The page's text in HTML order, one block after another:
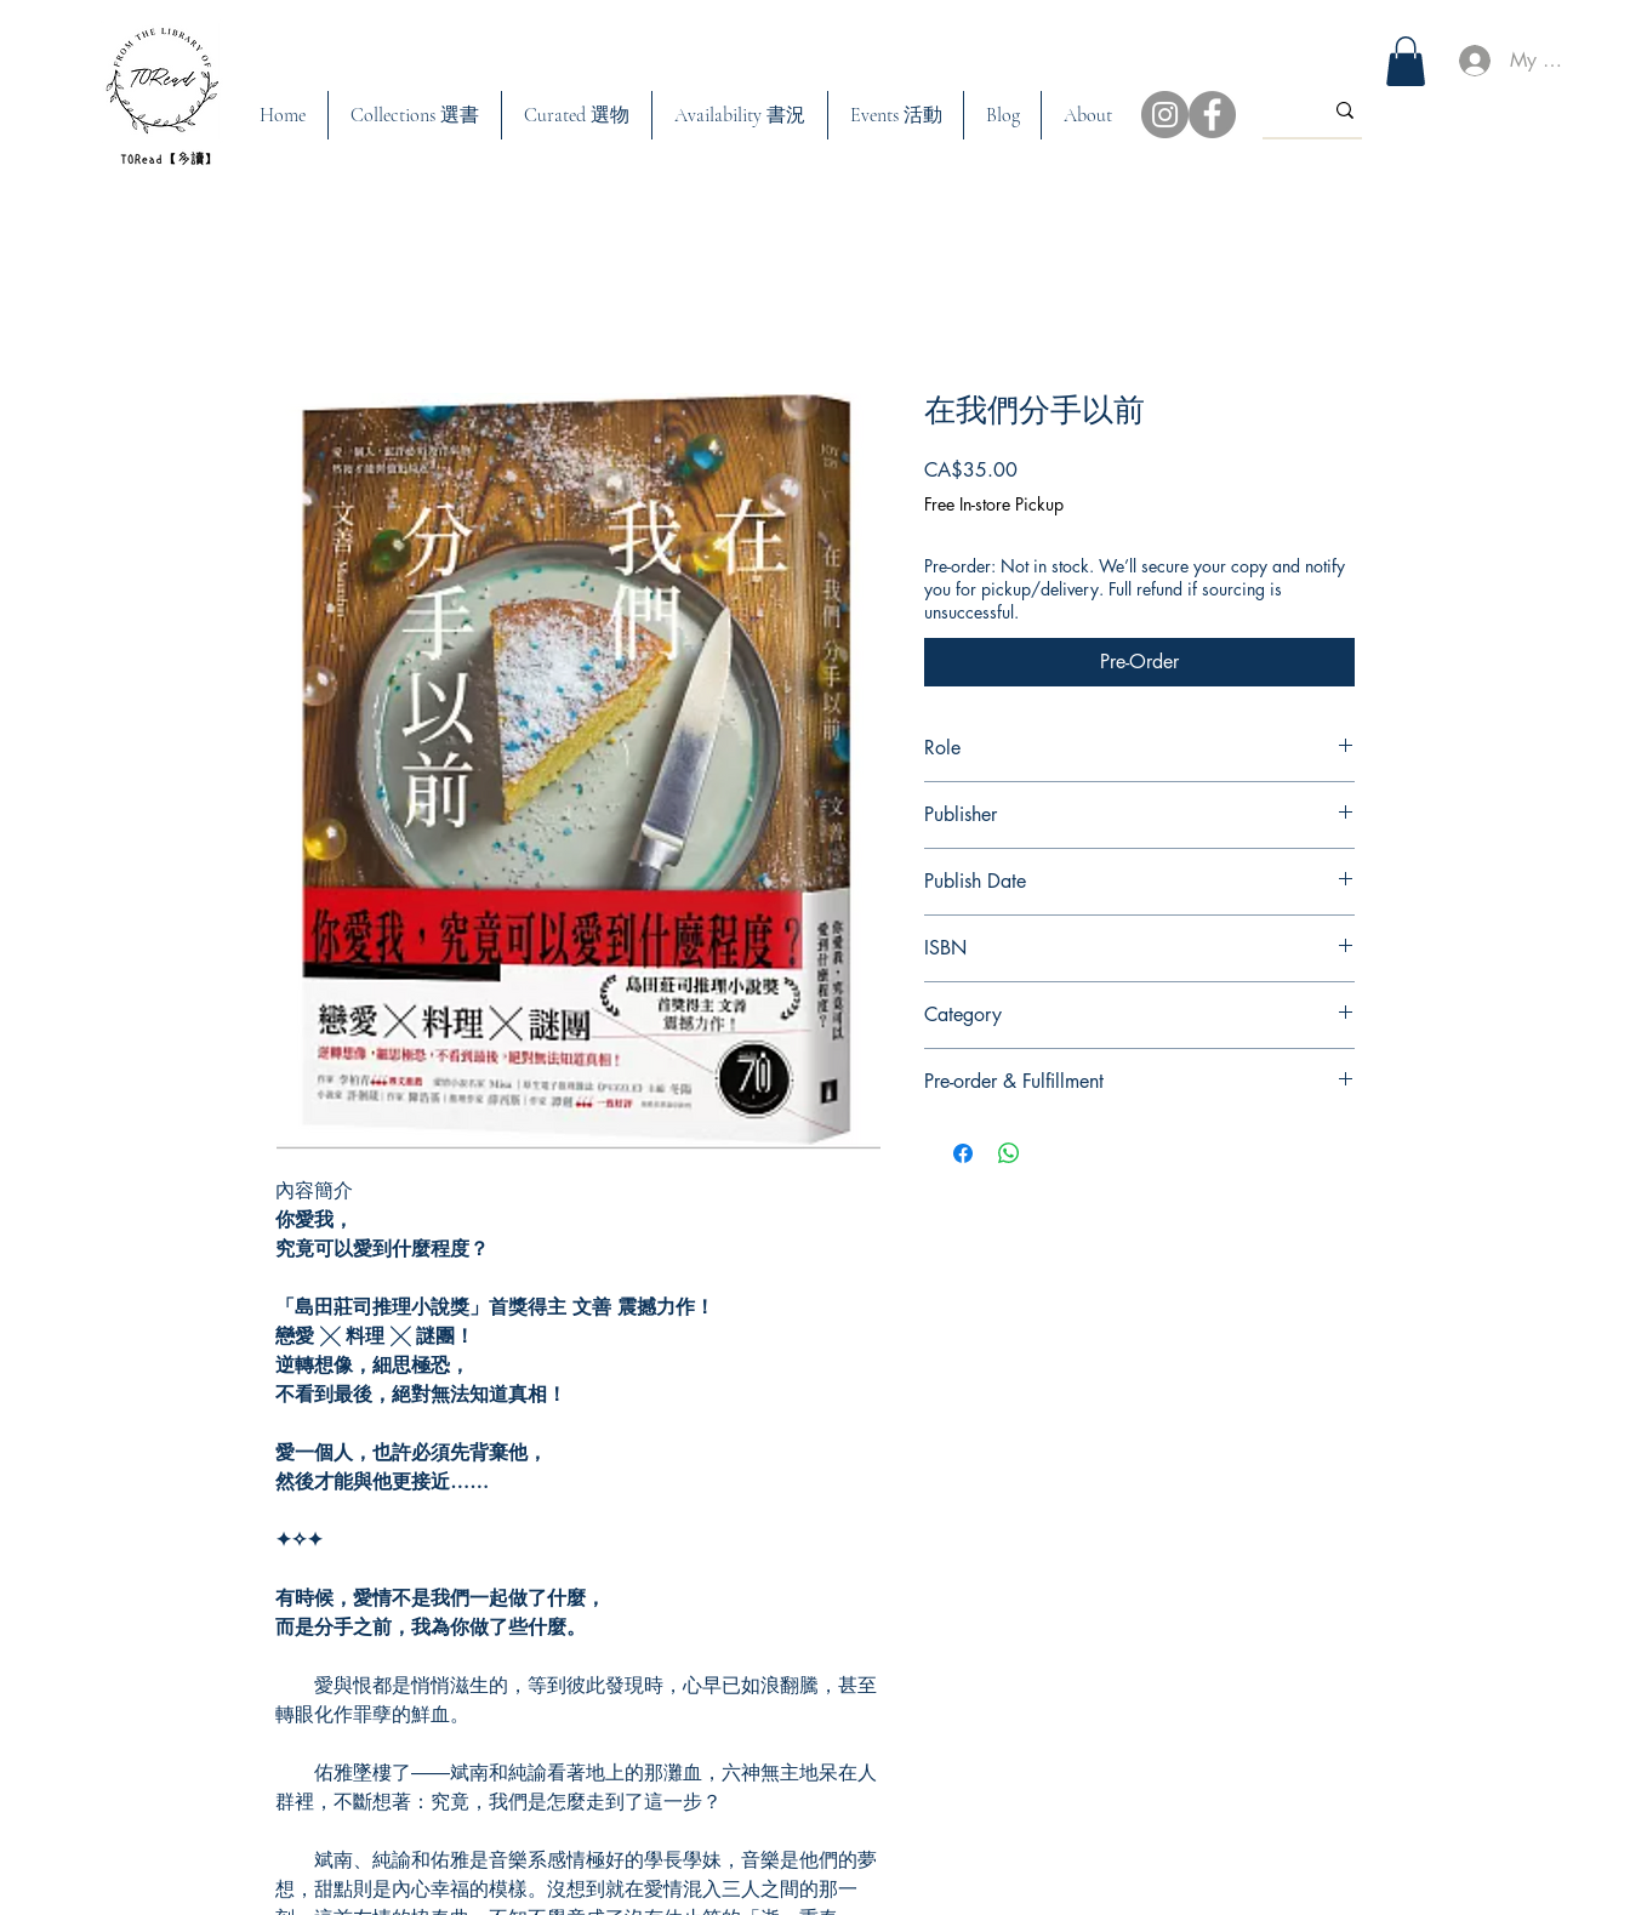
Home Collections 選書 Curated 選物 Availability 書況 Events 活動 Blog About
My Account
內容簡介
你愛我，
究竟可以愛到什麼程度？
「島田莊司推理小說獎」首獎得主 文善 震撼力作！
戀愛 ╳ 料理 ╳ 謎團！
逆轉想像，細思極恐，
不看到最後，絕對無法知道真相！
愛一個人，也許必須先背棄他，
然後才能與他更接近……
✦✧✦
有時候，愛情不是我們一起做了什麼，
而是分手之前，我為你做了些什麼。
愛與恨都是悄悄滋生的，等到彼此發現時，心早已如浪翻騰，甚至
轉眼化作罪孽的鮮血。
佑雅墜樓了――斌南和純諭看著地上的那灘血，六神無主地呆在人
群裡，不斷想著：究竟，我們是怎麼走到了這一步？
斌南、純諭和佑雅是音樂系感情極好的學長學妹，音樂是他們的夢
想，甜點則是內心幸福的模樣。沒想到就在愛情混入三人之間的那一
在我們分手以前
CA$35.00Price
Free In-store Pickup
Pre-order: Not in stock. We’ll secure your copy and notify
you for pickup/delivery. Full refund if sourcing is
unsuccessful.
Pre-Order
Role
Publisher
Publish Date
ISBN
Category
Pre-order & Fulfillment
you for pickup/delivery. Full refund if sourcing is